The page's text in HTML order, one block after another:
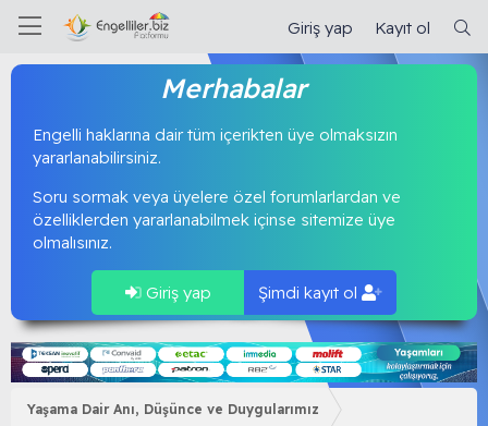
Giriş yap Kayıt ol
Merhabalar
Engelli haklarına dair tüm içerikten üye olmaksızın
yararlanabilirsiniz.
Soru sormak veya üyelere özel forumlarlardan ve
özelliklerden yararlanabilmek içinse sitemize üye
olmalısınız.
Giriş yap Şimdi kayıt ol
Yaşama Dair Anı, Düşünce ve Duygularımız